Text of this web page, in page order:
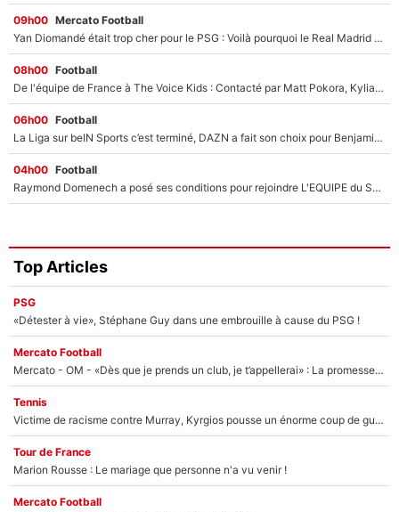
09h00 Mercato Football
Yan Diomandé était trop cher pour le PSG : Voilà pourquoi le Real Madrid a accepté de payer la somme record de 140M€ pour boucler son transfert !
08h00 Football
De l'équipe de France à The Voice Kids : Contacté par Matt Pokora, Kylian Mbappé a accepté de jouer un rôle inédit sur TF1 !
06h00 Football
La Liga sur beIN Sports c’est terminé, DAZN a fait son choix pour Benjamin Da Silva et Omar Da Fonseca !
04h00 Football
Raymond Domenech a posé ses conditions pour rejoindre L'EQUIPE du Soir : Il refuse de faire l'émission avec un autre chroniqueur !
Top Articles
PSG
«Détester à vie», Stéphane Guy dans une embrouille à cause du PSG !
Mercato Football
Mercato - OM - «Dès que je prends un club, je t’appellerai» : La promesse de Marcelino au moment de claquer la porte
Tennis
Victime de racisme contre Murray, Kyrgios pousse un énorme coup de gueule !
Tour de France
Marion Rousse : Le mariage que personne n'a vu venir !
Mercato Football